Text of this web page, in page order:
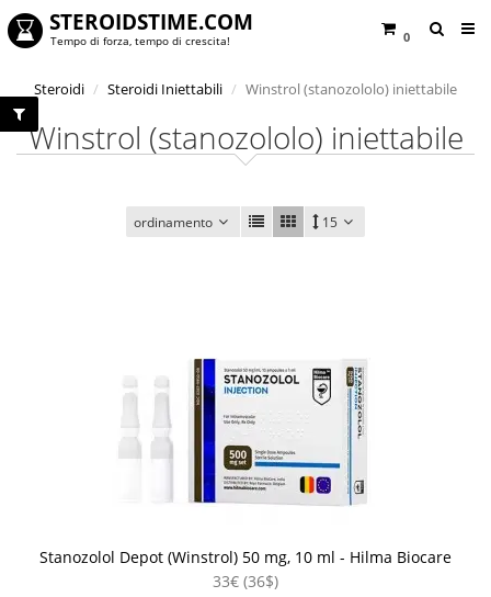
0
STEROIDSTIME.COM
Tempo di forza, tempo di crescita!
Steroidi Steroidi Iniettabili Winstrol (stanozololo) iniettabile
Winstrol (stanozololo) iniettabile
ordinamento 15
Stanozolol Depot (Winstrol) 50 mg, 10 ml - Hilma Biocare
33€ (36$)